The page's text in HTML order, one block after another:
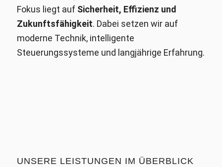
Fokus liegt auf Sicherheit, Effizienz und
Zukunftsfähigkeit. Dabei setzen wir auf
moderne Technik, intelligente
Steuerungssysteme und langjährige Erfahrung.
UNSERE LEISTUNGEN IM ÜBERBLICK